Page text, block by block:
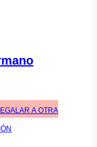
A OTRA